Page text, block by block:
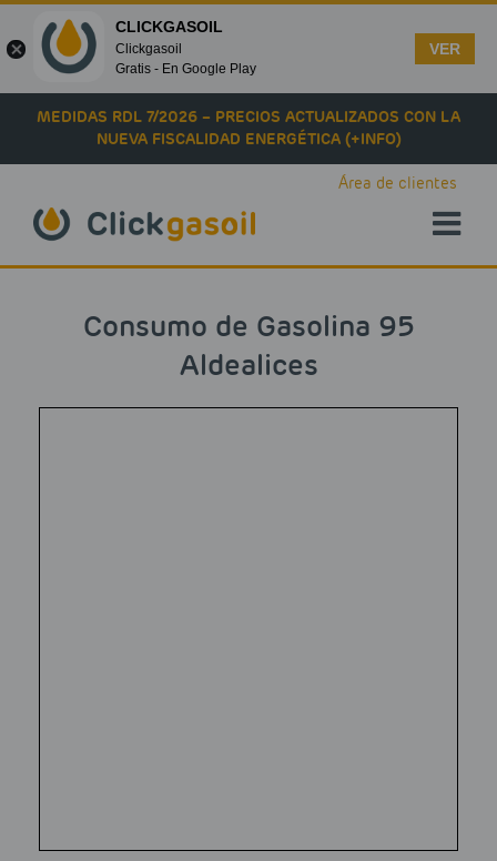
Skip to main content
MEDIDAS RDL 7/2026 – PRECIOS ACTUALIZADOS CON LA
NUEVA FISCALIDAD ENERGÉTICA (+INFO)
Área de clientes
Consumo de Gasolina 95
Aldealices
CLICKGASOIL
Clickgasoil
Gratis - En Google Play
VER